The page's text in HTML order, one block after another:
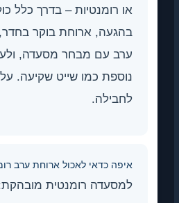
או רומנטיות – בדרך כלל
בהגעה, ארוחת בוקר
ערב עם מבחר מסעדה,
לחבילה.
איפה כדאי לאכול ארוחת ערב